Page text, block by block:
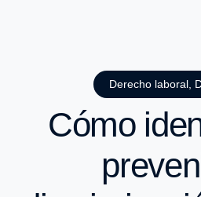
Derecho laboral
Cómo